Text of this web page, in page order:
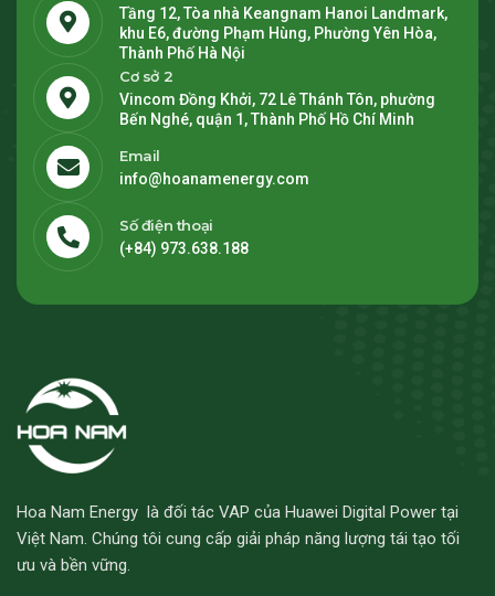
Tầng 12, Tòa nhà Keangnam Hanoi Landmark,
khu E6, đường Phạm Hùng, Phường Yên Hòa,
Thành Phố Hà Nội
Cơ sở 2
Vincom Đồng Khởi, 72 Lê Thánh Tôn, phường
Bến Nghé, quận 1, Thành Phố Hồ Chí Minh
Email
info@hoanamenergy.com
Số điện thoại
(+84) 973.638.188
Hoa Nam Energy là đối tác VAP của Huawei Digital Power tại
Việt Nam. Chúng tôi cung cấp giải pháp năng lượng tái tạo tối
ưu và bền vững.